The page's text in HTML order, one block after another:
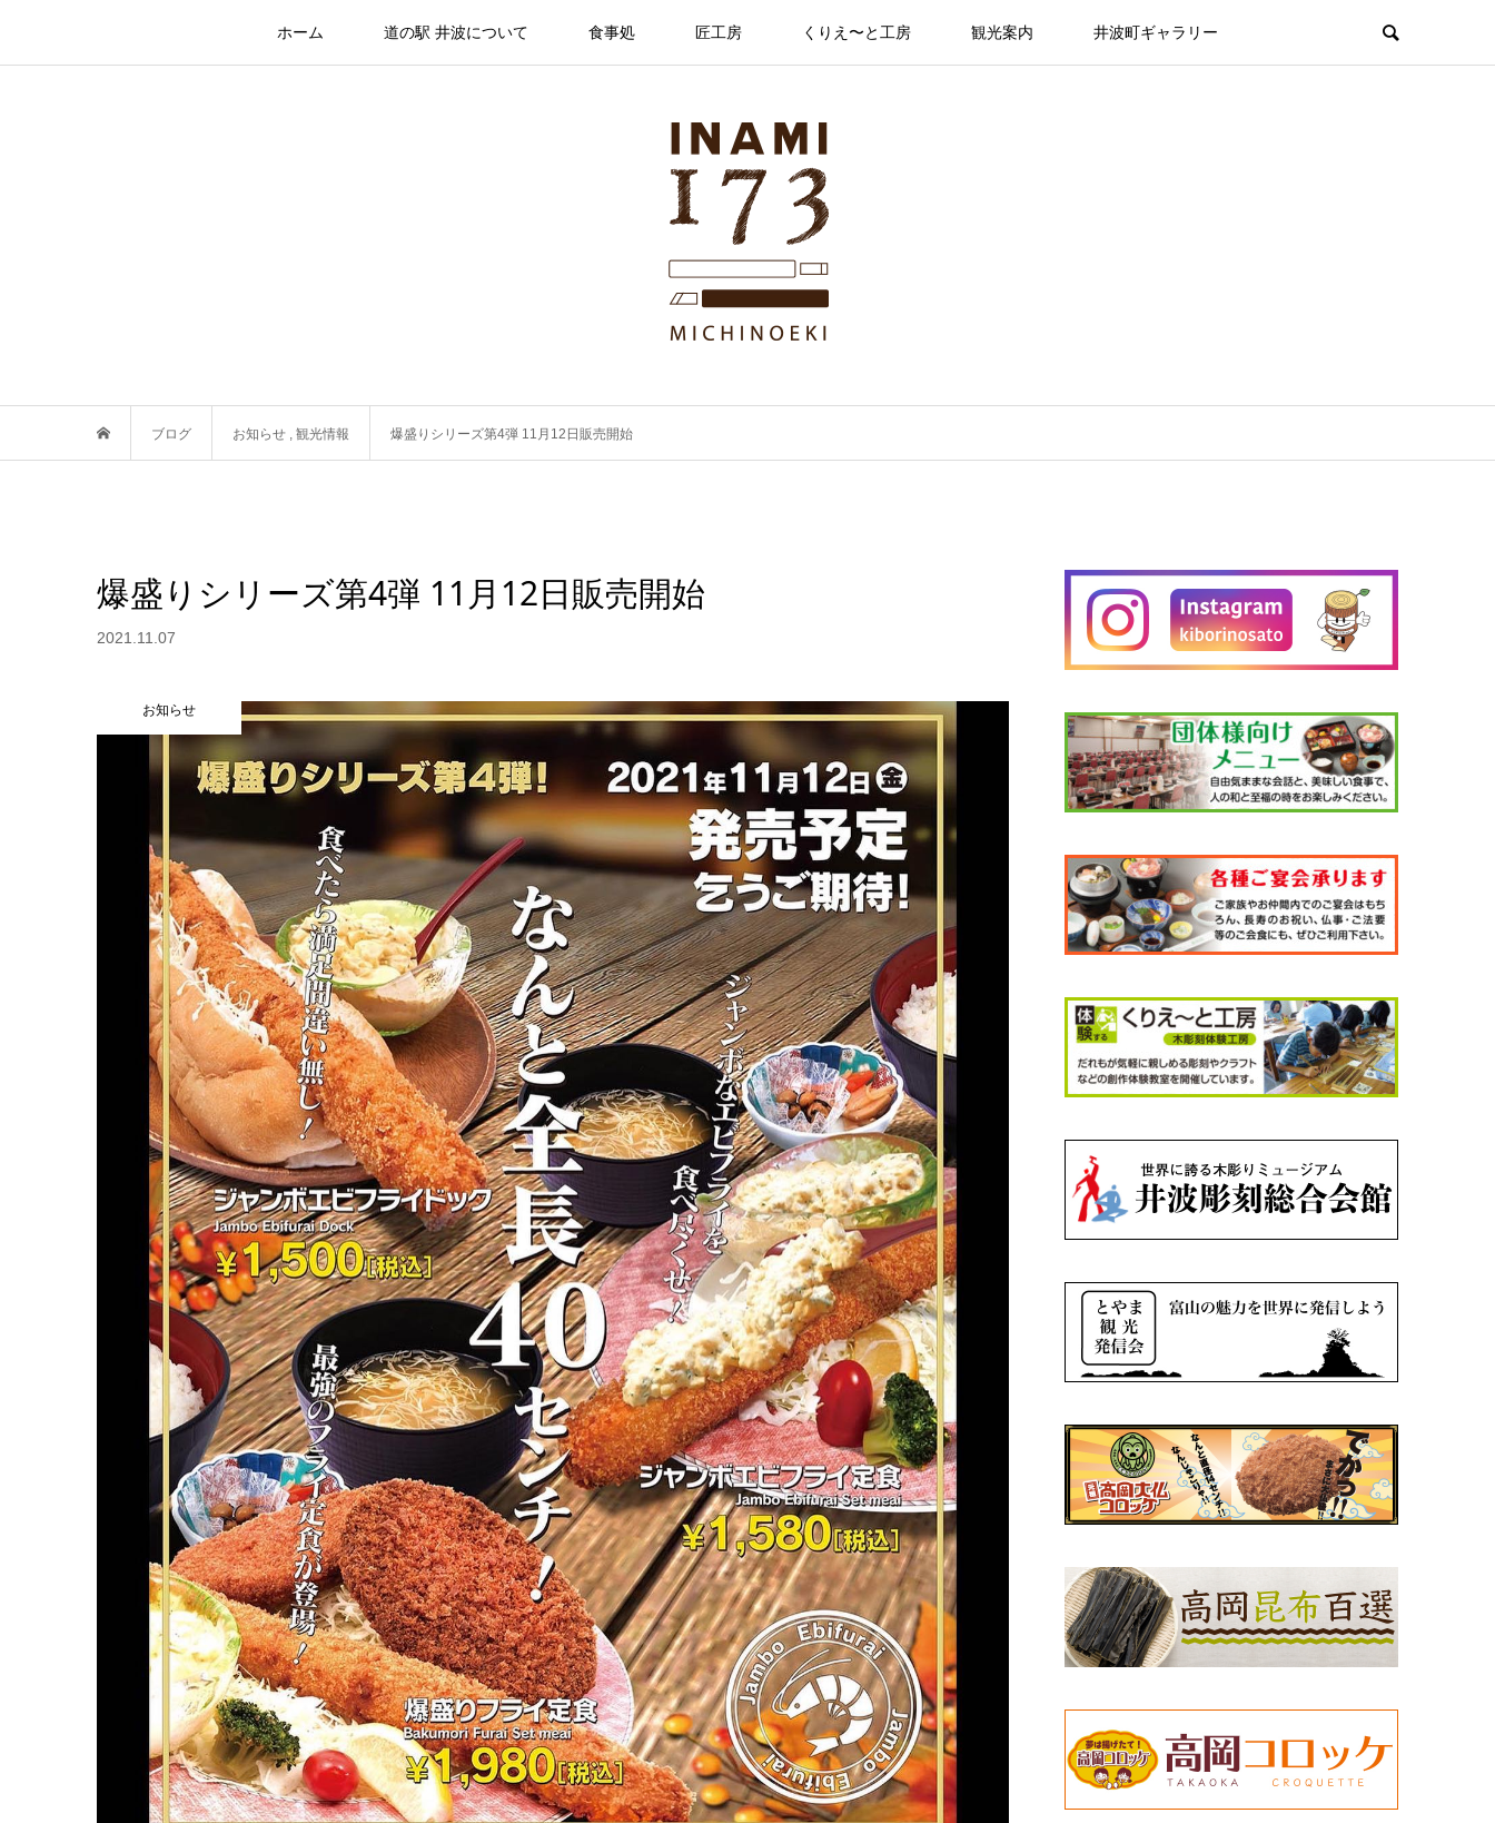
ホーム 道の駅 井波について 食事処 匠工房 くりえ〜と工房 観光案内 井波町ギャラリー
ブログ お知らせ , 観光情報 爆盛りシリーズ第4弾 11月12日販売開始
爆盛りシリーズ第4弾 11月12日販売開始
2021.11.07
お知らせ